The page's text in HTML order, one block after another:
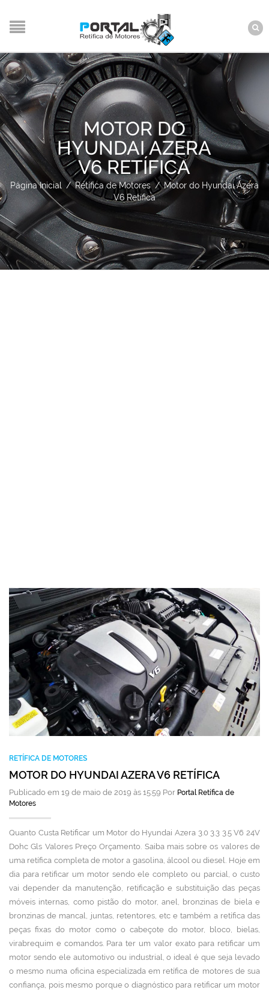
MOTOR DO
HYUNDAI AZERA
V6 RETÍFICA
Página Inicial / Retífica de Motores / Motor do Hyundai Azera
V6 Retífica
RETÍFICA DE MOTORES
MOTOR DO HYUNDAI AZERA V6 RETÍFICA
Publicado em 19 de maio de 2019 às 15:59 Por Portal Retífica de
Motores
Quanto Custa Retificar um Motor do Hyundai Azera 3.0 3.3 3.5 V6 24V
Dohc Gls Valores Preço Orçamento. Saiba mais sobre os valores de
uma retífica completa de motor a gasolina, álcool ou diesel. Hoje em
dia para retificar um motor sendo ele completo ou parcial, o custo
vai depender da manutenção, retificação e substituição das peças
móveis internas, como pistão do motor, anel, bronzinas de biela e
bronzinas de mancal, juntas, retentores, etc e também a retífica das
peças fixas do motor como o cabeçote do motor, bloco, bielas,
virabrequim e comandos. Para ter um valor exato para retificar um
motor sendo ele automotivo ou industrial, o ideal é que seja levado
o mesmo numa oficina especializada em retífica de motores de sua
confiança, pois mesmo porque o diagnóstico para retificar um motor